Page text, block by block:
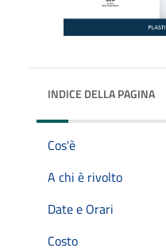
INDICE DELLA PAGINA
Cos'è
A chi è rivolto
Date e Orari
Costo